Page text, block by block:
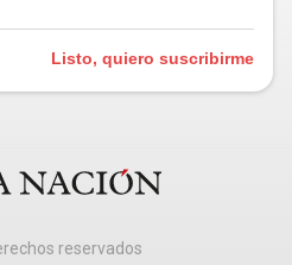
Listo, quiero suscribirme
reservados